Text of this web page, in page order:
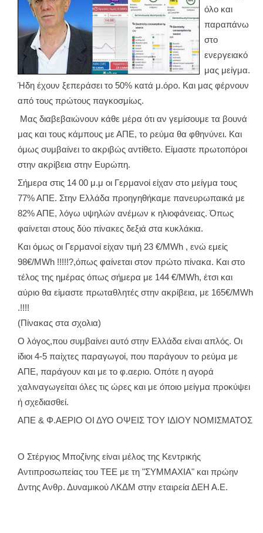
όλο και
παραπάνω
στο
ενεργειακό
μας μείγμα.
Ήδη έχουν ξεπεράσει το 50% κατά μ.όρο. Και μας φέρνουν
από τους πρώτους παγκοσμίως.
Μας διαβεβαιώνουν κάθε μέρα ότι αν γεμίσουμε τα βουνά
μας και τους κάμπους με ΑΠΕ, το ρεύμα θα φθηνύνει. Και
όμως συμβαίνει το ακριβώς αντίθετο. Είμαστε πρωτοπόροι
στην ακρίβεια στην Ευρώπη.
Σήμερα στις 14 00 μ.μ οι Γερμανοί είχαν στο μείγμα τους
77% ΑΠΕ. Στην Ελλάδα προηγηθήκαμε πανευρωπαικά με
82% ΑΠΕ, λόγω υψηλών ανέμων κ ηλιοφάνειας. Όπως
φαίνεται στους δύο πίνακες δεξιά στα κυκλάκια.
Και όμως οι Γερμανοί είχαν τιμή 23 €/MWh , ενώ εμείς
98€/MWh !!!!!?,όπως φαίνεται στον πρώτο πίνακα. Και στο
τέλος της ημέρας όπως σήμερα με 144 €/MWh, έτσι και
αύριο θα είμαστε πρωταθλητές στην ακρίβεια, με 165€/MWh
.!!!!
(Πίνακας στα σχολια)
Ο λόγος,που συμβαίνει αυτό στην Ελλάδα είναι απλός. Οι
ίδιοι 4-5 παίχτες παραγωγοί, που παράγουν το ρεύμα με
ΑΠΕ, παράγουν και με το φ.αεριο. Οπότε η αγορά
χαλιναγωγείται όλες τις ώρες και με όποιο μείγμα προκύψει
ή σχεδιασθεί.
ΑΠΕ & Φ.ΑΕΡΙΟ ΟΙ ΔΥΟ ΟΨΕΙΣ ΤΟΥ ΙΔΙΟΥ ΝΟΜΙΣΜΑΤΟΣ
Ο Στέργιος Μποζίνης είναι μέλος της Κεντρικής
Αντιπροσωπείας του ΤΕΕ με τη "ΣΥΜΜΑΧΙΑ" και πρώην
Δντης Ανθρ. Δυναμικού ΛΚΔΜ στην εταιρεία ΔΕΗ Α.Ε.